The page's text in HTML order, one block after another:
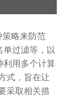
略来防范
单过滤等，以
利用多个计算
式，旨在让
采取相关措